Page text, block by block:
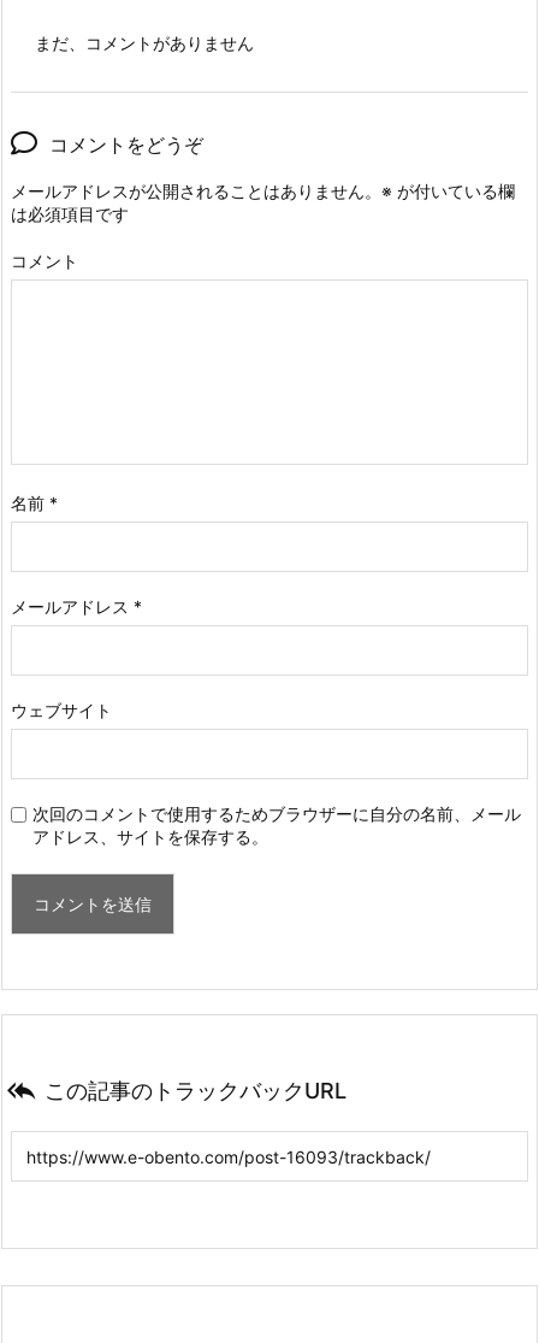
まだ、コメントがありません
コメントをどうぞ
メールアドレスが公開されることはありません。 ※ が付いている欄
は必須項目です
コメント
名前 *
メールアドレス *
ウェブサイト
次回のコメントで使用するためブラウザーに自分の名前、メール
アドレス、サイトを保存する。
 この記事のトラックバックURL